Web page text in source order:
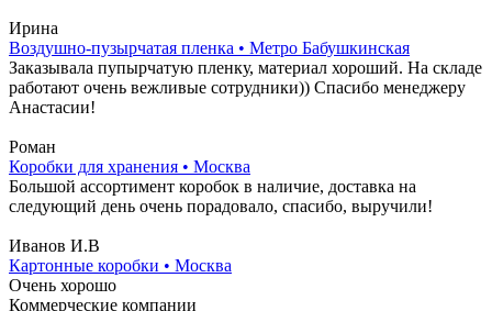
Ирина
Воздушно-пузырчатая пленка • Метро Бабушкинская
Заказывала пупырчатую пленку, материал хороший. На складе
работают очень вежливые сотрудники)) Спасибо менеджеру
Анастасии!
Роман
Коробки для хранения • Москва
Большой ассортимент коробок в наличие, доставка на
следующий день очень порадовало, спасибо, выручили!
Иванов И.В
Картонные коробки • Москва
Очень хорошо
Коммерческие компании